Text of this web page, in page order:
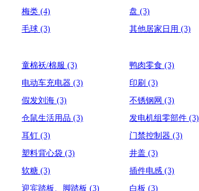
梅类 (4) 盘 (3)
毛球 (3) 其他居家日用 (3)
童棉袄/棉服 (3) 鸭肉零食 (3)
电动车充电器 (3) 印刷 (3)
假发刘海 (3) 不锈钢网 (3)
仓鼠生活用品 (3) 发电机组零部件 (3)
耳钉 (3) 门禁控制器 (3)
塑料背心袋 (3) 井盖 (3)
软糖 (3) 插件电感 (3)
迎宾踏板、脚踏板 (3) 白板 (3)